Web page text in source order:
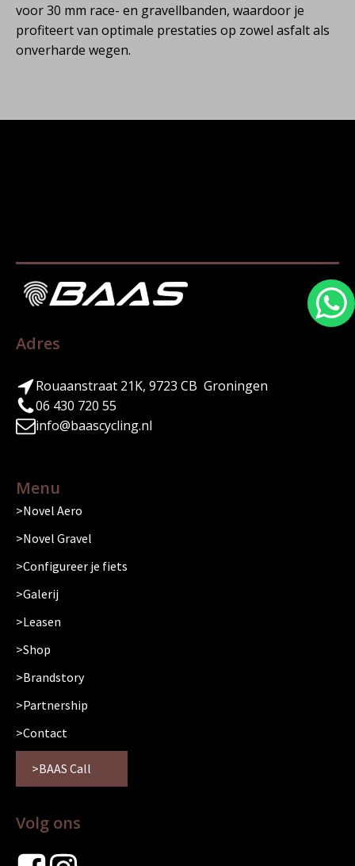
voor 30 mm race- en gravellbanden, waardoor je
profiteert van optimale prestaties op zowel asfalt als
onverharde wegen.
Adres
Rouaanstraat 21K, 9723 CB Groningen
06 430 720 55
info@baascycling.nl
Menu
Novel Aero
Novel Gravel
Configureer je fiets
Galerij
Leasen
Shop
Brandstory
Partnership
Contact
BAAS Call
Volg ons